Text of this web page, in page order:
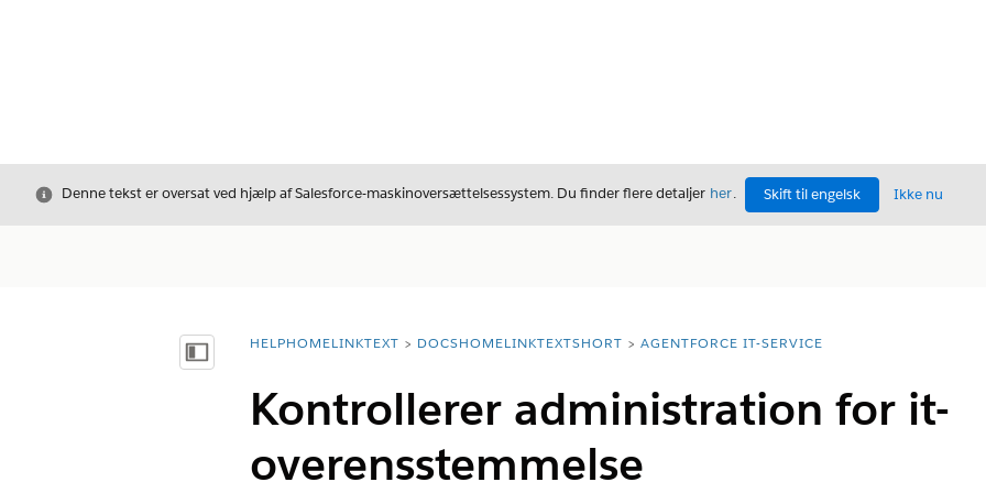
LukDenne tekst er oversat ved hjælp af Salesforce-maskinoversættelsessystem. Du finder flere detaljer her. Skift til engelsk Ikke nu
Vis indholdsfortegnelse
breadcrumbDescription
HELPHOMELINKTEXT DOCSHOMELINKTEXTSHORT AGENTFORCE IT-SERVICE
Kontrollerer administration for it-
overensstemmelse